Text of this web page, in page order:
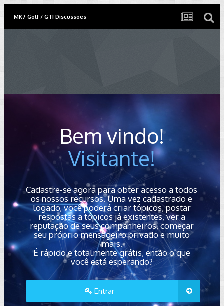
MK7 Golf / GTI Discussoes
Bem vindo!
Visitante!
Cadastre-se agora para obter acesso a todos
os nossos recursos. Uma vez cadastrado e
logado, você poderá criar tópicos, postar
respostas a tópicos já existentes, ver a
reputação de seus companheiros, começar
seu próprio mensageiro privado e muito
mais.
É rápido e totalmente grátis, então o que
você está esperando?
Entrar